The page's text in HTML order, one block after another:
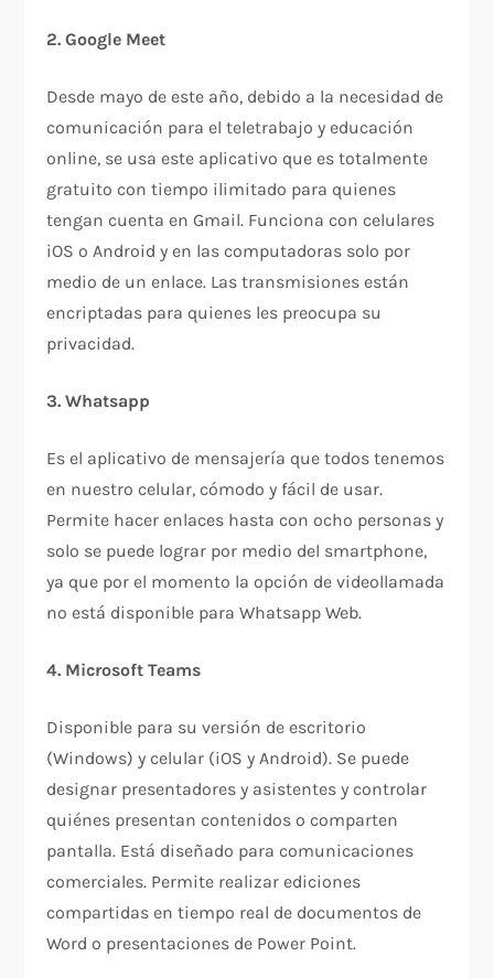
2. Google Meet
Desde mayo de este año, debido a la necesidad de
comunicación para el teletrabajo y educación
online, se usa este aplicativo que es totalmente
gratuito con tiempo ilimitado para quienes
tengan cuenta en Gmail. Funciona con celulares
iOS o Android y en las computadoras solo por
medio de un enlace. Las transmisiones están
encriptadas para quienes les preocupa su
privacidad.
3. Whatsapp
Es el aplicativo de mensajería que todos tenemos
en nuestro celular, cómodo y fácil de usar.
Permite hacer enlaces hasta con ocho personas y
solo se puede lograr por medio del smartphone,
ya que por el momento la opción de videollamada
no está disponible para Whatsapp Web.
4. Microsoft Teams
Disponible para su versión de escritorio
(Windows) y celular (iOS y Android). Se puede
designar presentadores y asistentes y controlar
quiénes presentan contenidos o comparten
pantalla. Está diseñado para comunicaciones
comerciales. Permite realizar ediciones
compartidas en tiempo real de documentos de
Word o presentaciones de Power Point.